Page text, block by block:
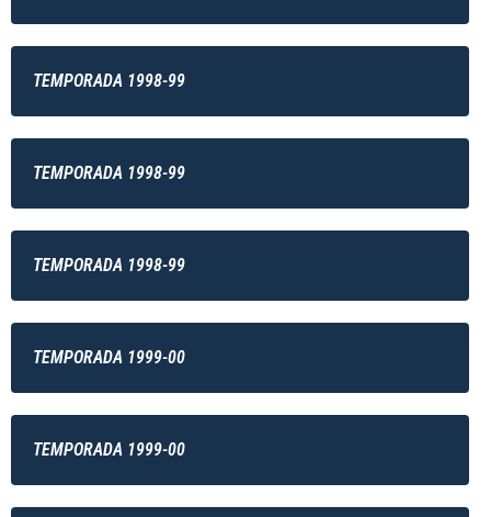
TEMPORADA 1998-99
TEMPORADA 1998-99
TEMPORADA 1998-99
TEMPORADA 1999-00
TEMPORADA 1999-00